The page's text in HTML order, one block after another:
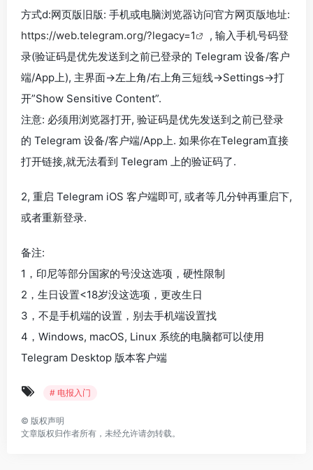
方式d:网页版旧版: 手机或电脑浏览器访问官方网页版地址:
https://web.telegram.org/?legacy=1
, 输入手机号码登
录(验证码是优先发送到之前已登录的 Telegram 设备/客户
端/App上), 主界面→左上角/右上角三短线→Settings→打
开”Show Sensitive Content”.
注意: 必须用浏览器打开, 验证码是优先发送到之前已登录
的 Telegram 设备/客户端/App上. 如果你在Telegram直接
打开链接,就无法看到 Telegram 上的验证码了.
2, 重启 Telegram iOS 客户端即可, 或者等几分钟再重启下,
或者重新登录.
备注:
1，印尼等部分国家的号没这选项，硬性限制
2，生日设置<18岁没这选项，更改生日
3，不是手机端的设置，别去手机端设置找
4，Windows, macOS, Linux 系统的电脑都可以使用
Telegram Desktop 版本客户端
# 电报入门
© 版权声明
文章版权归作者所有，未经允许请勿转载。